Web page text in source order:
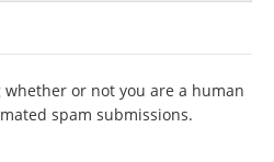
or not you are a human
spam submissions.